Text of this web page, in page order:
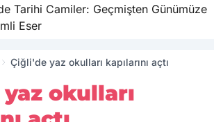
Tarihi Camiler: Geçmişten Günümüze
Eser
Çiğli'de yaz okulları kapılarını açtı
okulları